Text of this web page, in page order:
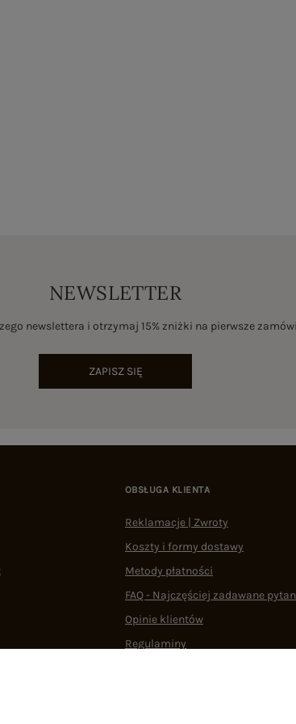
NEWSLETTER
newslettera i otrzymaj 15% zniżki na pierwsze
ZAPISZ SIĘ
OBSŁUGA KLIENTA
Reklamacje | Zwroty
Koszty i formy dostawy
Metody płatności
FAQ - Najczęściej zadawane
Opinie klientów
Regulaminy